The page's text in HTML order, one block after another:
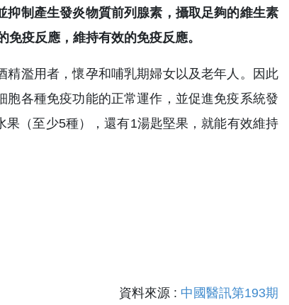
制產生發炎物質前列腺素，攝取足夠的維生素
疫反應，維持有效的免疫反應。
濫用者，懷孕和哺乳期婦女以及老年人。因此
各種免疫功能的正常運作，並促進免疫系統發
（至少5種），還有1湯匙堅果，就能有效維持
資料來源 : 中國醫訊第193期